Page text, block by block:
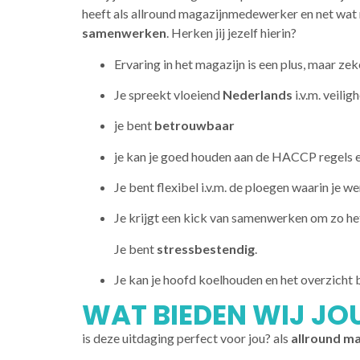
heeft als allround magazijnmedewerker en net
samenwerken. Herken jij jezelf hierin?
Ervaring in het magazijn is een plus, maar
Je spreekt vloeiend Nederlands i.v.m.
je bent betrouwbaar
je kan je goed houden aan de HACCP
Je bent flexibel i.v.m. de ploegen waarin je
Je krijgt een kick van samenwerken om zo
Je bent stressbestendig.
Je kan je hoofd koelhouden en het overzicht
WAT BIEDEN WIJ
is deze uitdaging perfect voor jou? als allround